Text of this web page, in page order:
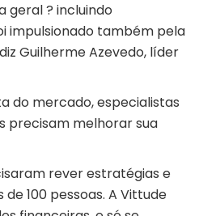
geral ? incluindo
impulsionado também pela
Guilherme Azevedo, líder
do mercado, especialistas
precisam melhorar sua
rever estratégias e
100 pessoas. A Vittude